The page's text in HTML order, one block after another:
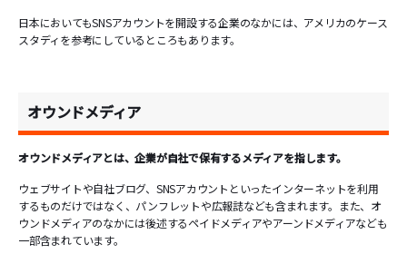
日本においてもSNSアカウントを開設する企業のなかには、アメリカのケース
スタディを参考にしているところもあります。
オウンドメディア
オウンドメディアとは、企業が自社で保有するメディアを指します。
ウェブサイトや自社ブログ、SNSアカウントといったインターネットを利用
するものだけではなく、パンフレットや広報誌なども含まれます。また、オ
ウンドメディアのなかには後述するペイドメディアやアーンドメディアなども
一部含まれています。